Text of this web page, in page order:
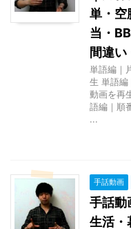
単・空
当・
間違い
単語編｜
生 単語編
動画を再
語編｜順
...
手話動画
手話動
生活・